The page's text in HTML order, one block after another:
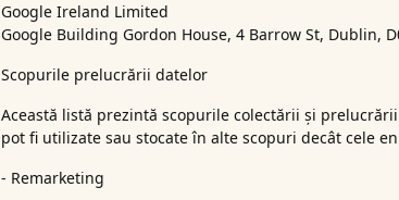
Google Ireland Limited
Google Building Gordon House, 4 Barrow St, Dublin,
Scopurile prelucrării datelor
Această listă prezintă scopurile colectării și
pot fi utilizate sau stocate în alte scopuri decât cele
- Remarketing